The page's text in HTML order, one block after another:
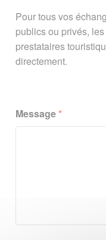
Pour tous vos
publics ou privés,
prestataires
directement.
Message*